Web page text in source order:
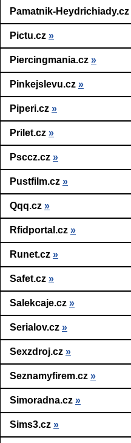
Pamatnik-Heydrichiady.cz
Pictu.cz »
Piercingmania.cz »
Pinkejslevu.cz »
Piperi.cz »
Prilet.cz »
Psccz.cz »
Pustfilm.cz »
Qqq.cz »
Rfidportal.cz »
Runet.cz »
Safet.cz »
Salekcaje.cz »
Serialov.cz »
Sexzdroj.cz »
Seznamyfirem.cz »
Simoradna.cz »
Sims3.cz »